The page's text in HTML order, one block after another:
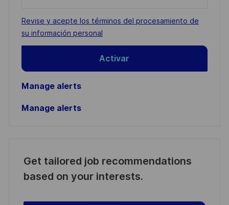
Email
address
(Required)
Required
Revise y acepte los términos del procesamiento de
su información personal
Activar
Manage alerts
Manage alerts
Get tailored job recommendations
based on your interests.